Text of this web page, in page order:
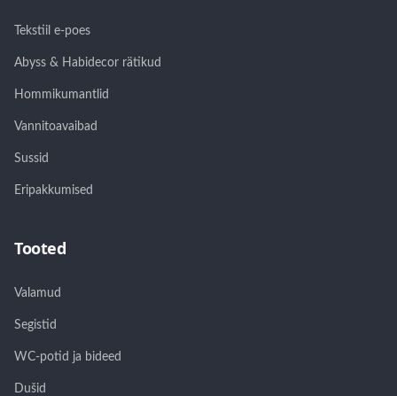
Tekstiil e-poes
Abyss & Habidecor rätikud
Hommikumantlid
Vannitoavaibad
Sussid
Eripakkumised
Tooted
Valamud
Segistid
WC-potid ja bideed
Dušid